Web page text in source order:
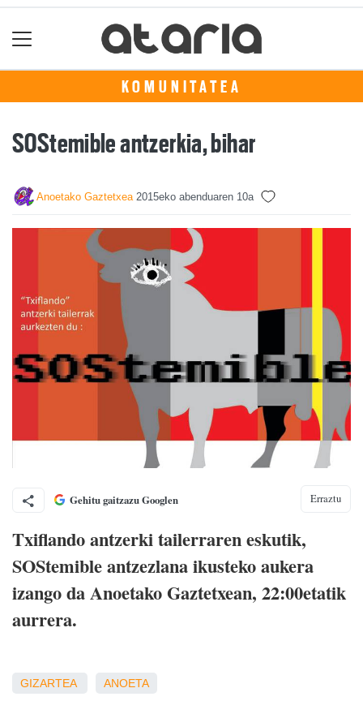
KOMUNITATEA
SOStemible antzerkia, bihar
Anoetako Gaztetxea 2015eko abenduaren 10a
Gehitu gaitzazu Googlen Erraztu
Txiflando antzerki tailerraren eskutik,
SOStemible antzezlana ikusteko aukera
izango da Anoetako Gaztetxean, 22:00etatik
aurrera.
GIZARTEA ANOETA